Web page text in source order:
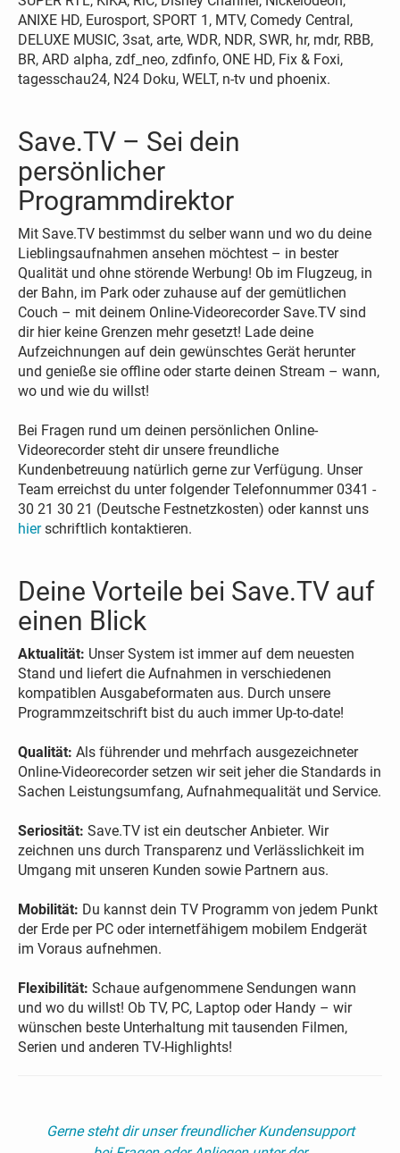
ANIXE HD, Eurosport, SPORT 1, MTV, Comedy Central,
DELUXE MUSIC, 3sat, arte, WDR, NDR, SWR, hr, mdr, RBB,
BR, ARD alpha, zdf_neo, zdfinfo, ONE HD, Fix & Foxi,
tagesschau24, N24 Doku, WELT, n-tv und phoenix.
Save.TV – Sei dein
persönlicher
Programmdirektor
Mit Save.TV bestimmst du selber wann und wo du deine
Lieblingsaufnahmen ansehen möchtest – in bester
Qualität und ohne störende Werbung! Ob im Flugzeug, in
der Bahn, im Park oder zuhause auf der gemütlichen
Couch – mit deinem Online-Videorecorder Save.TV sind
dir hier keine Grenzen mehr gesetzt! Lade deine
Aufzeichnungen auf dein gewünschtes Gerät herunter
und genieße sie offline oder starte deinen Stream – wann,
wo und wie du willst!
Bei Fragen rund um deinen persönlichen Online-
Videorecorder steht dir unsere freundliche
Kundenbetreuung natürlich gerne zur Verfügung. Unser
Team erreichst du unter folgender Telefonnummer 0341 -
30 21 30 21 (Deutsche Festnetzkosten) oder kannst uns
hierschriftlich kontaktieren.
Deine Vorteile bei Save.TV auf
einen Blick
Aktualität: Unser System ist immer auf dem neuesten
Stand und liefert die Aufnahmen in verschiedenen
kompatiblen Ausgabeformaten aus. Durch unsere
Programmzeitschrift bist du auch immer Up-to-date!
Qualität: Als führender und mehrfach ausgezeichneter
Online-Videorecorder setzen wir seit jeher die Standards in
Sachen Leistungsumfang, Aufnahmequalität und Service.
Seriosität: Save.TV ist ein deutscher Anbieter. Wir
zeichnen uns durch Transparenz und Verlässlichkeit im
Umgang mit unseren Kunden sowie Partnern aus.
Mobilität: Du kannst dein TV Programm von jedem Punkt
der Erde per PC oder internetfähigem mobilem Endgerät
im Voraus aufnehmen.
Flexibilität: Schaue aufgenommene Sendungen wann
und wo du willst! Ob TV, PC, Laptop oder Handy – wir
wünschen beste Unterhaltung mit tausenden Filmen,
Serien und anderen TV-Highlights!
Gerne steht dir unser freundlicher Kundensupport